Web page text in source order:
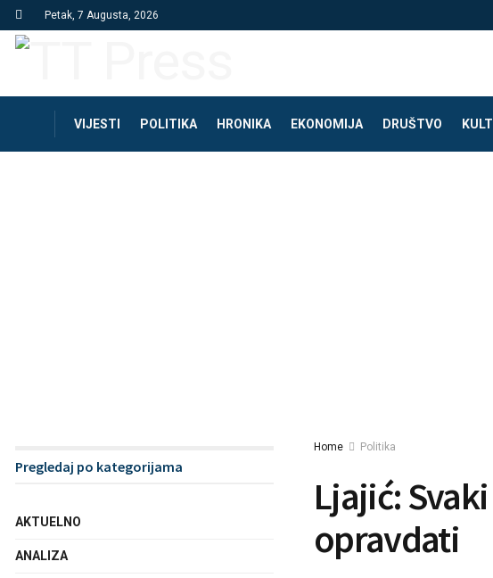
Petak, 7 Augusta, 2026
VIJESTI POLITIKA HRONIKA EKONOMIJA DRUŠTVO
Home Politika
Ljajić:
opravdati
Pregledaj po kategorijama
AKTUELNO
ANALIZA